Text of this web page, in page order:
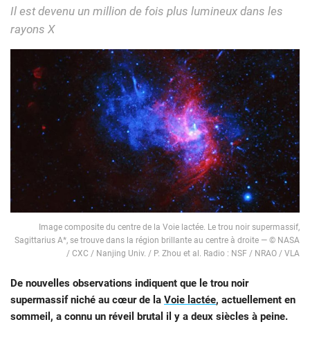
Il est devenu un million de fois plus lumineux dans les
rayons X
Image composite du centre de la Voie lactée. Le trou noir supermassif,
Sagittarius A*, se trouve dans la région brillante au centre à droite — © NASA
/ CXC / Nanjing Univ. / P. Zhou et al. Radio : NSF / NRAO / VLA
De nouvelles observations indiquent que le trou noir
supermassif niché au cœur de la Voie lactée, actuellement en
sommeil, a connu un réveil brutal il y a deux siècles à peine.